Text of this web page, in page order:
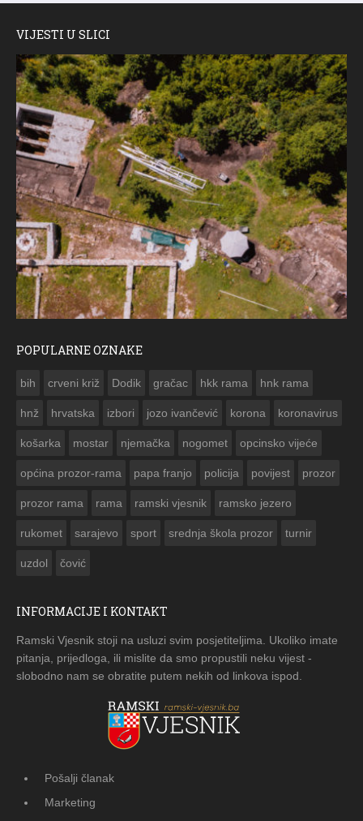
VIJESTI U SLICI
POPULARNE OZNAKE
bih crveni križ Dodik gračac hkk rama hnk rama
hnž hrvatska izbori jozo ivančević korona koronavirus
košarka mostar njemačka nogomet opcinsko vijeće
općina prozor-rama papa franjo policija povijest prozor
prozor rama rama ramski vjesnik ramsko jezero
rukomet sarajevo sport srednja škola prozor turnir
uzdol čović
INFORMACIJE I KONTAKT
Ramski Vjesnik stoji na usluzi svim posjetiteljima. Ukoliko imate
pitanja, prijedloga, ili mislite da smo propustili neku vijest -
slobodno nam se obratite putem nekih od linkova ispod.
Pošalji članak
Marketing